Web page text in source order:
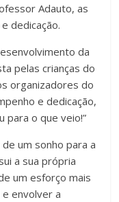
Adauto, as
dedicação.
da
pelas crianças do
organizadores do
e dedicação,
para o que veio!”
um sonho para a
a sua própria
um esforço mais
envolver a